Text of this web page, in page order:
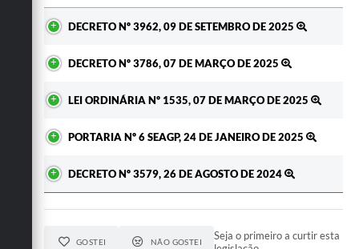
DECRETO Nº 3962, 09 DE SETEMBRO DE 2025
DECRETO Nº 3786, 07 DE MARÇO DE 2025
LEI ORDINÁRIA Nº 1535, 07 DE MARÇO DE 2025
PORTARIA Nº 6 SEAGP, 24 DE JANEIRO DE 2025
DECRETO Nº 3579, 26 DE AGOSTO DE 2024
GOSTEI NÃO GOSTEI
Seja o primeiro a curtir esta